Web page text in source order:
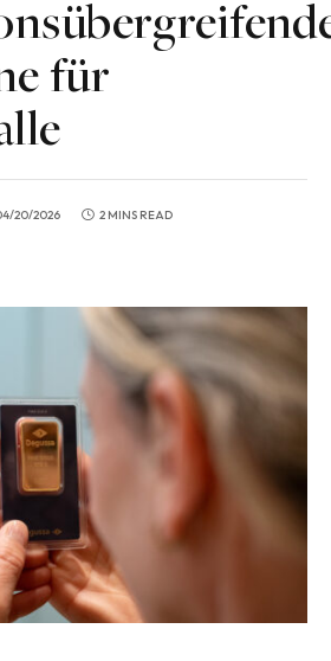
für
20/2026 2 MINS READ